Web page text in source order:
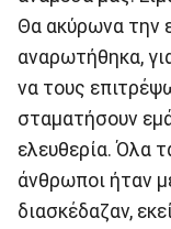
Θα ακύρωνα την
αναρωτήθηκα,
να τους
σταματήσουν
ελευθερία. Όλα
άνθρωποι ήταν
διασκέδαζαν,